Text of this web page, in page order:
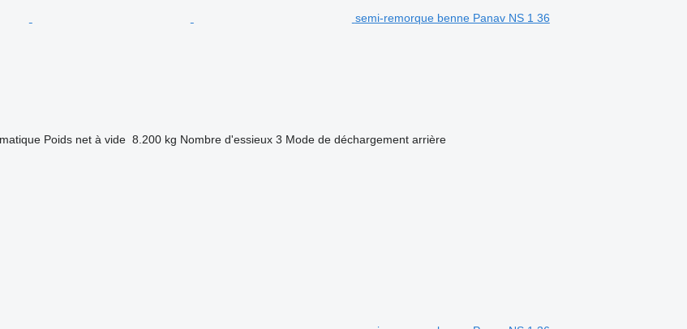
semi-remorque benne Panav NS 1 36
Poids net à vide 8.200 kg Nombre d'essieux 3 Mode de déchargement arrière